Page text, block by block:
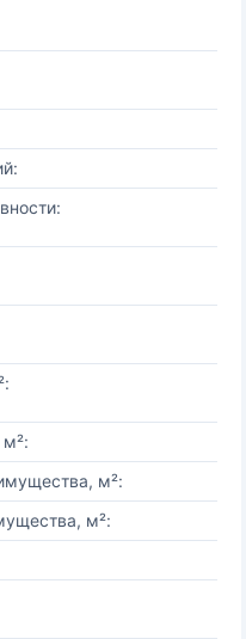
м²:
м²: